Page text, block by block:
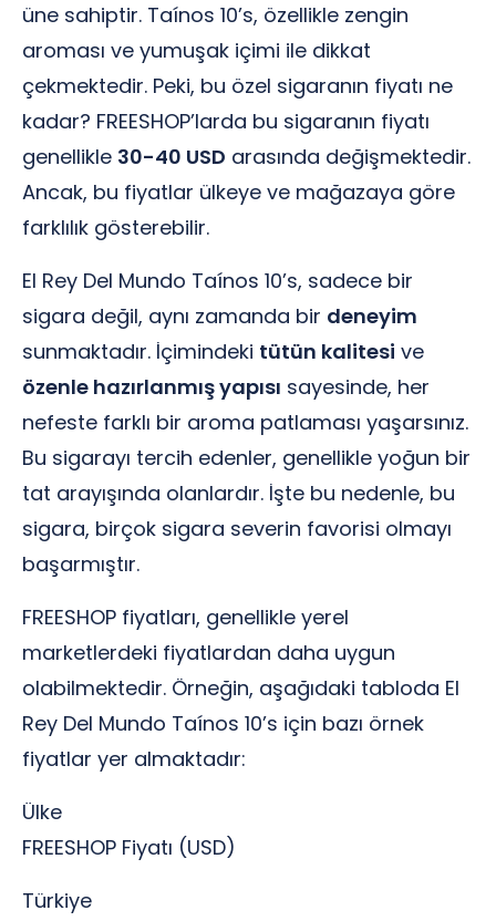
üne sahiptir. Taínos 10’s, özellikle zengin
aroması ve yumuşak içimi ile dikkat
çekmektedir. Peki, bu özel sigaranın fiyatı ne
kadar? FREESHOP’larda bu sigaranın fiyatı
genellikle 30-40 USD arasında değişmektedir.
Ancak, bu fiyatlar ülkeye ve mağazaya göre
farklılık gösterebilir.
El Rey Del Mundo Taínos 10’s, sadece bir
sigara değil, aynı zamanda bir deneyim
sunmaktadır. İçimindeki tütün kalitesi ve
özenle hazırlanmış yapısı sayesinde, her
nefeste farklı bir aroma patlaması yaşarsınız.
Bu sigarayı tercih edenler, genellikle yoğun bir
tat arayışında olanlardır. İşte bu nedenle, bu
sigara, birçok sigara severin favorisi olmayı
başarmıştır.
FREESHOP fiyatları, genellikle yerel
marketlerdeki fiyatlardan daha uygun
olabilmektedir. Örneğin, aşağıdaki tabloda El
Rey Del Mundo Taínos 10’s için bazı örnek
fiyatlar yer almaktadır:
Ülke
FREESHOP Fiyatı (USD)
Türkiye